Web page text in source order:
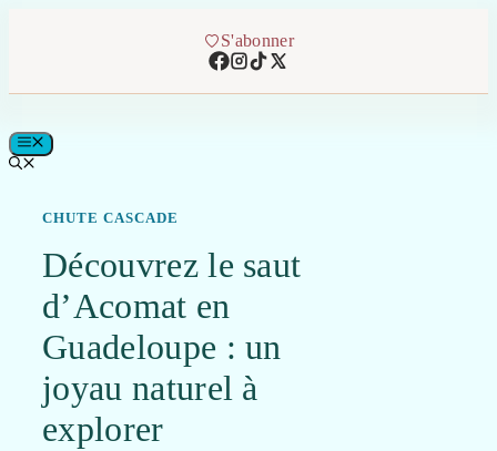
S'abonner
MENU
CHUTE CASCADE
Découvrez le saut
d’Acomat en
Guadeloupe : un
joyau naturel à
explorer